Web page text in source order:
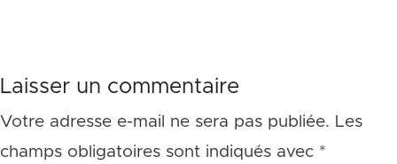
Laisser un commentaire
Votre adresse e-mail ne sera pas publiée. Les
champs obligatoires sont indiqués avec *